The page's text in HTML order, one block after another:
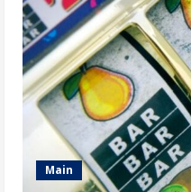
Main